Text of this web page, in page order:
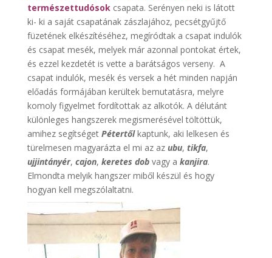
természettudósok csapata. Serényen neki is látott
ki- ki a saját csapatának zászlajához, pecsétgyűjtő
füzetének elkészítéséhez, megíródtak a csapat indulók
és csapat mesék, melyek már azonnal pontokat értek,
és ezzel kezdetét is vette a barátságos verseny. A
csapat indulók, mesék és versek a hét minden napján
előadás formájában kerültek bemutatásra, melyre
komoly figyelmet fordítottak az alkotók. A délutánt
különleges hangszerek megismerésével töltöttük,
amihez segítséget Pétertőlkaptunk, aki lelkesen és
türelmesen magyarázta el mi az az ubu, tikfa,
ujjintányér, cajon, keretes dobvagy a kanjira.
Elmondta melyik hangszer miből készül és hogy
hogyan kell megszólaltatni.